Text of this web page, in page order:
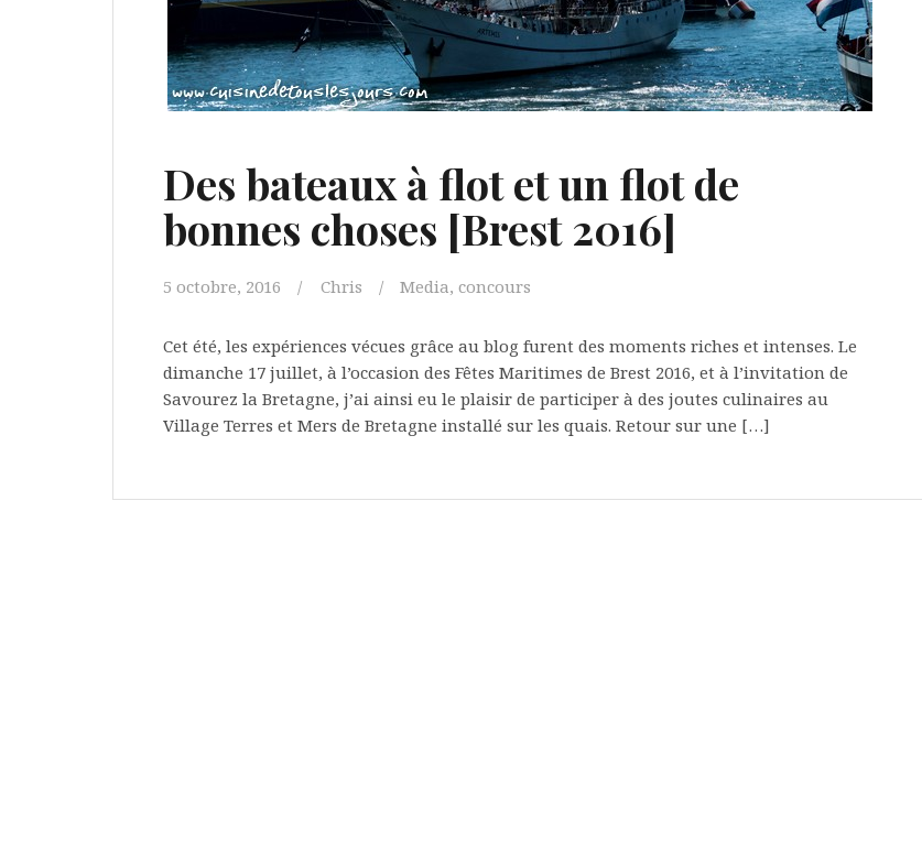
Des bateaux à flot et un flot de
bonnes choses [Brest 2016]
5 octobre, 2016 Chris Media, concours
Cet été, les expériences vécues grâce au blog furent des moments riches et intenses. Le
dimanche 17 juillet, à l’occasion des Fêtes Maritimes de Brest 2016, et à l’invitation de
Savourez la Bretagne, j’ai ainsi eu le plaisir de participer à des joutes culinaires au
Village Terres et Mers de Bretagne installé sur les quais. Retour sur une […]